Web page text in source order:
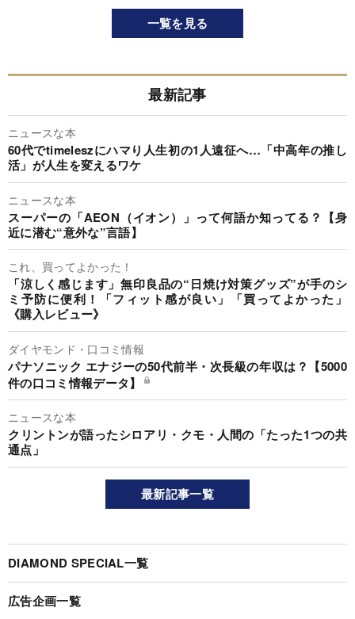
一覧を見る
最新記事
ニュースな本
60代でtimeleszにハマり人生初の1人遠征へ…「中高年の推し
活」が人生を変えるワケ
ニュースな本
スーパーの「AEON（イオン）」って何語か知ってる？【身
近に潜む“意外な”言語】
これ、買ってよかった！
「涼しく感じます」無印良品の“日焼け対策グッズ”が手のシ
ミ予防に便利！「フィット感が良い」「買ってよかった」
《購入レビュー》
ダイヤモンド・口コミ情報
パナソニック エナジーの50代前半・次長級の年収は？【5000
件の口コミ情報データ】
ニュースな本
クリントンが語ったシロアリ・クモ・人間の「たった1つの共
通点」
最新記事一覧
DIAMOND SPECIAL一覧
広告企画一覧